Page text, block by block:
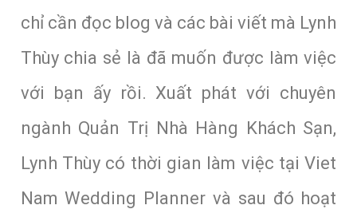
chỉ cần đọc blog và các bài viết mà Lynh
Thùy chia sẻ là đã muốn được làm việc
với bạn ấy rồi. Xuất phát với chuyên
ngành Quản Trị Nhà Hàng Khách Sạn,
Lynh Thùy có thời gian làm việc tại Viet
Nam Wedding Planner và sau đó hoạt